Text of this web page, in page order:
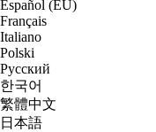
Español (EU)
Français
Italiano
Polski
Русский
한국어
繁體中文
日本語